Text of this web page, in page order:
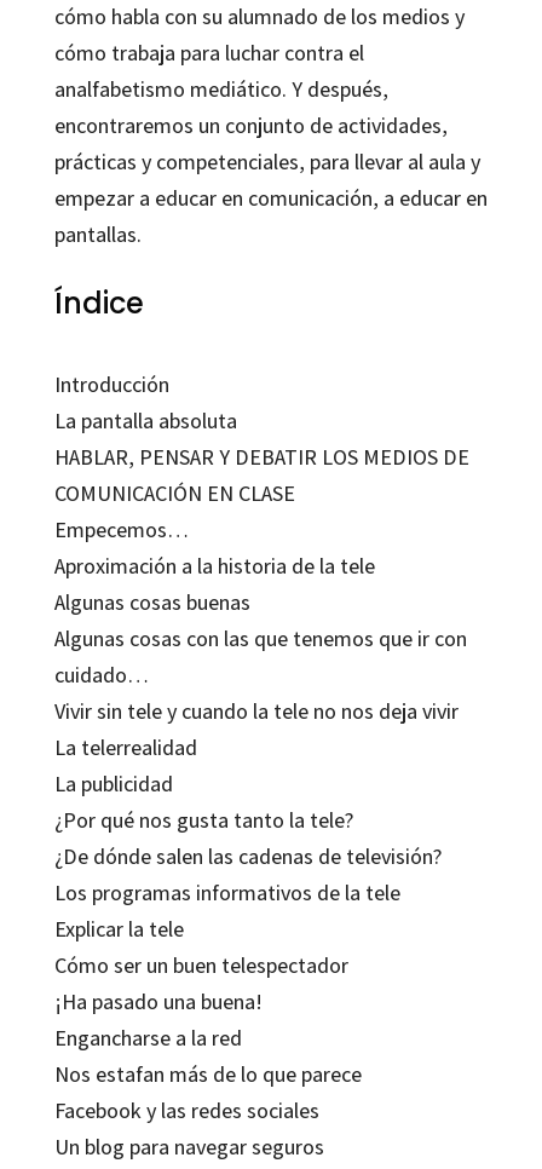
cómo habla con su alumnado de los medios y
cómo trabaja para luchar contra el
analfabetismo mediático. Y después,
encontraremos un conjunto de actividades,
prácticas y competenciales, para llevar al aula y
empezar a educar en comunicación, a educar en
pantallas.
Índice
Introducción
La pantalla absoluta
HABLAR, PENSAR Y DEBATIR LOS MEDIOS DE
COMUNICACIÓN EN CLASE
Empecemos…
Aproximación a la historia de la tele
Algunas cosas buenas
Algunas cosas con las que tenemos que ir con
cuidado…
Vivir sin tele y cuando la tele no nos deja vivir
La telerrealidad
La publicidad
¿Por qué nos gusta tanto la tele?
¿De dónde salen las cadenas de televisión?
Los programas informativos de la tele
Explicar la tele
Cómo ser un buen telespectador
¡Ha pasado una buena!
Engancharse a la red
Nos estafan más de lo que parece
Facebook y las redes sociales
Un blog para navegar seguros